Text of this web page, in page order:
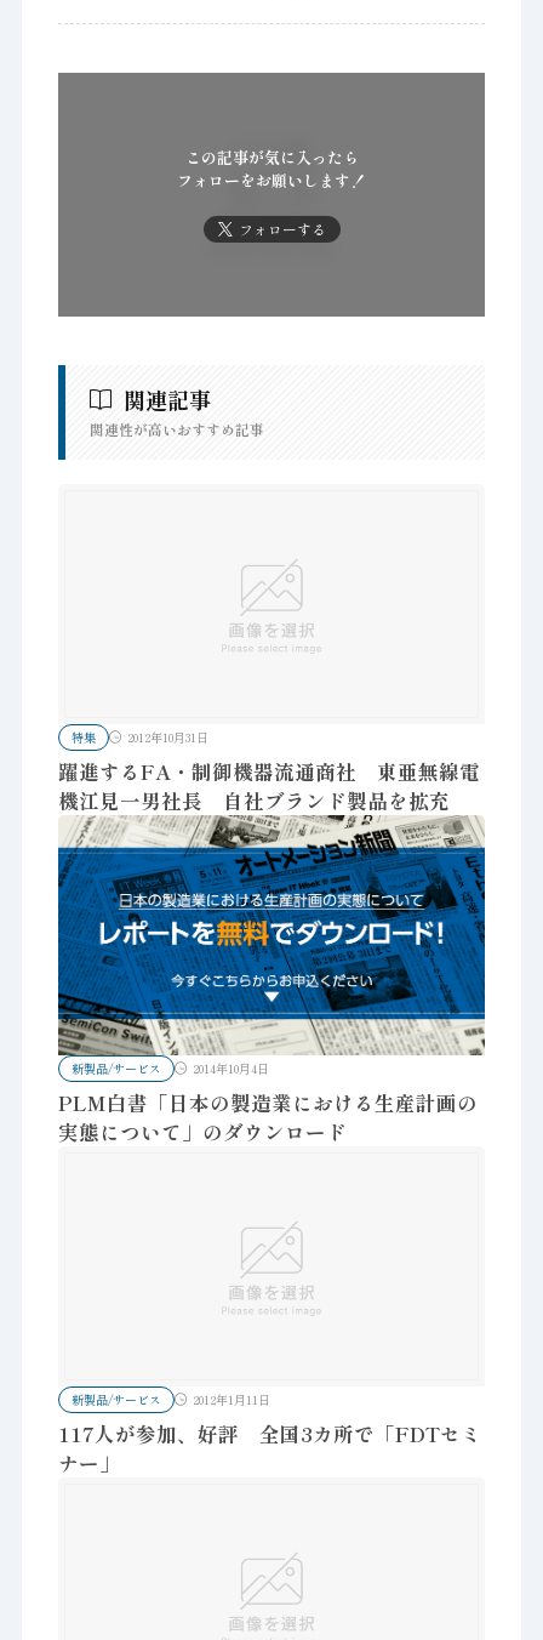
この記事が気に入ったら
フォローをお願いします！
フォローする
関連記事
関連性が高いおすすめ記事
特集 2012年10月31日
躍進するFA・制御機器流通商社 東亜無線電
機江見一男社長 自社ブランド製品を拡充
新製品/サービス 2014年10月4日
PLM白書「日本の製造業における生産計画の
実態について」のダウンロード
新製品/サービス 2012年1月11日
117人が参加、好評 全国3カ所で「FDTセミ
ナー」